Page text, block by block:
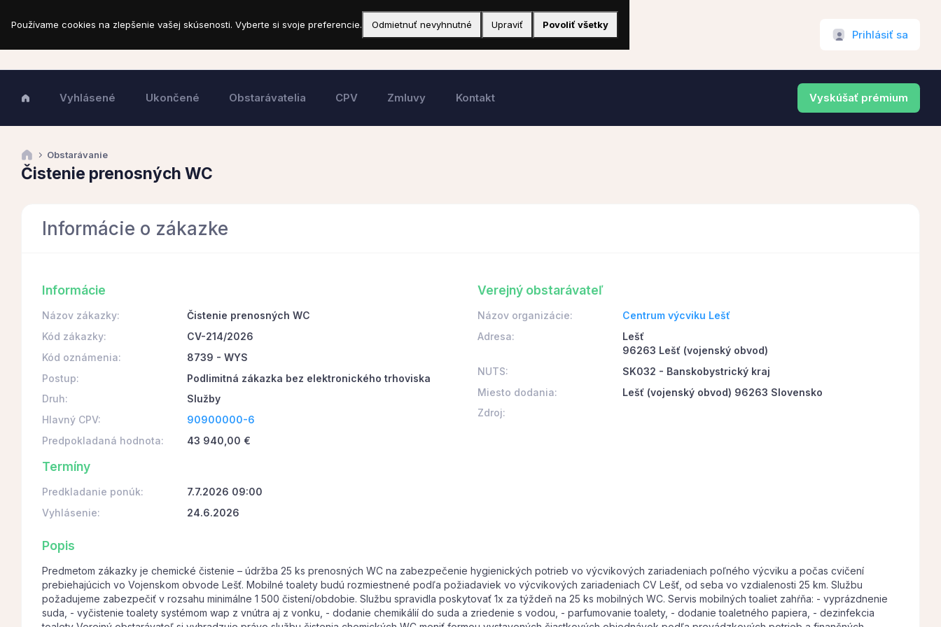
Prihlásiť sa
Vyhlásené Ukončené Obstarávatelia CPV Zmluvy Kontakt Vyskúšať prémium
Obstarávanie
Čistenie prenosných WC
Informácie o zákazke
Informácie
Názov zákazky:
Čistenie prenosných WC
Kód zákazky:
CV-214/2026
Kód oznámenia:
8739 - WYS
Postup:
Podlimitná zákazka bez elektronického trhoviska
Druh:
Služby
Hlavný CPV:
90900000-6
Predpokladaná hodnota:
43 940,00 €
Termíny
Predkladanie ponúk:
7.7.2026 09:00
Vyhlásenie:
24.6.2026
Verejný obstarávateľ
Názov organizácie:
Centrum výcviku Lešť
Adresa:
Lešť
96263 Lešť (vojenský obvod)
NUTS:
SK032 - Banskobystrický kraj
Miesto dodania:
Lešť (vojenský obvod) 96263 Slovensko
Zdroj:
Popis
Predmetom zákazky je chemické čistenie – údržba 25 ks prenosných WC na zabezpečenie hygienických potrieb vo výcvikových zariadeniach poľného výcviku a počas cvičení
prebiehajúcich vo Vojenskom obvode Lešť. Mobilné toalety budú rozmiestnené podľa požiadaviek vo výcvikových zariadeniach CV Lešť, od seba vo vzdialenosti 25 km. Službu
požadujeme zabezpečiť v rozsahu minimálne 1 500 čistení/obdobie. Službu spravidla poskytovať 1x za týždeň na 25 ks mobilných WC. Servis mobilných toaliet zahŕňa: - vyprázdnenie
suda, - vyčistenie toalety systémom wap z vnútra aj z vonku, - dodanie chemikálií do suda a zriedenie s vodou, - parfumovanie toalety, - dodanie toaletného papiera, - dezinfekcia
Používame cookies na zlepšenie vašej skúsenosti. Vyberte si svoje preferencie. Odmietnuť nevyhnutné Upraviť Povoliť všetky